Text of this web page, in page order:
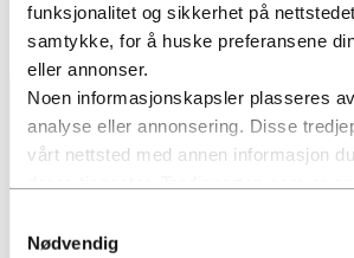
funksjonalitet og sikkerhet på
samtykke, for å huske preferansene
eller annonser.
Noen informasjonskapsler plasseres
analyse eller annonsering. Disse
vårt nettsted med annen informasjon
hvilke tredjeparter dette gjelder i listen
Nødvendig
Publisert: 6. september 2007